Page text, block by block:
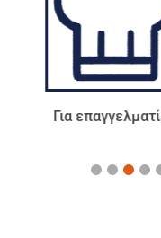
Για επαγγελματίες